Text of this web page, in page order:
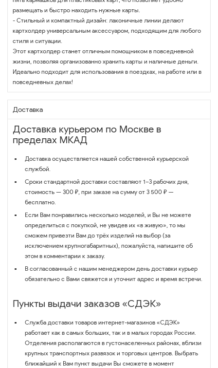
размещать и быстро находить нужные карты.
- Стильный и компактный дизайн: лаконичные линии делают
картхолдер универсальным аксессуаром, подходящим для любого
стиля и ситуации.
Этот картхолдер станет отличным помощником в повседневной
жизни, позволяя организованно хранить карты и наличные деньги.
Идеально подходит для использования в поездках, на работе или в
повседневных делах!
Доставка
Доставка курьером по Москве в
пределах МКАД
Доставка осуществляется нашей собственной курьерской
службой.
Сроки стандартной доставки составляют 1–3 рабочих дня,
стоимость — 300 ₽, при заказе на сумму от 3 500 ₽ —
бесплатно.
Если Вам понравились несколько моделей, и Вы не можете
определиться с покупкой, не увидев их «в живую», то мы
сможем привезти Вам до трёх изделий на выбор (за
исключением крупногабаритных), пожалуйста, напишите об
этом в комментарии к заказу.
В согласованный с нашим менеджером день доставки курьер
обязательно с Вами свяжется и уточнит адрес и время встречи.
Пункты выдачи заказов «СДЭК»
Служба доставки товаров интернет-магазинов «СДЭК»
работает как в самых больших, так и в малых городах России.
Отделения располагаются в густонаселенных районах, вблизи
крупных транспортных развязок и торговых центров. Выбрать
ближайший к Вам пункт выдачи Вы сможете в момент